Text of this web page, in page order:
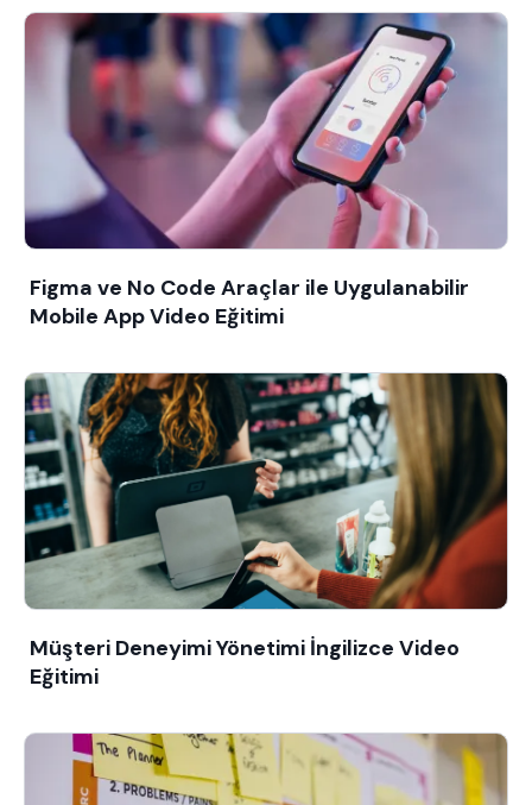
Figma ve No Code Araçlar ile Uygulanabilir
Mobile App Video Eğitimi
Müşteri Deneyimi Yönetimi İngilizce Video
Eğitimi